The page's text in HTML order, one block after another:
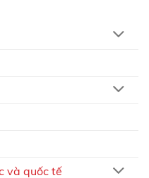
và quốc tế